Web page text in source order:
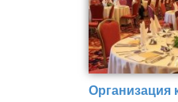
Организация